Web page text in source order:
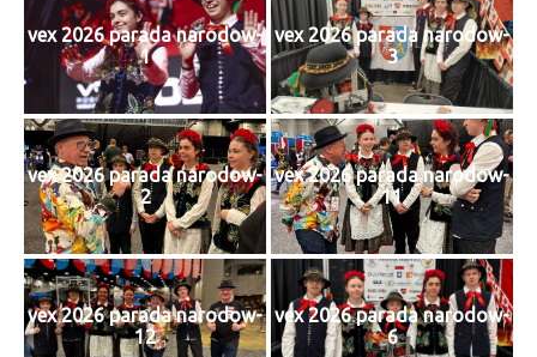
vex 2026 parada narodow-
1
vex 2026 parada narodow-
3
vex 2026 parada narodow-
2
vex 2026 parada narodow-
11
vex 2026 parada narodow-
12
vex 2026 parada narodow-
6